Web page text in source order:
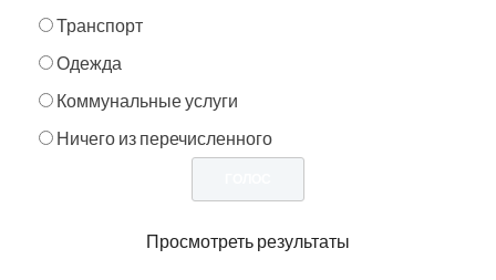
Транспорт
Одежда
Коммунальные услуги
Ничего из перечисленного
Просмотреть результаты